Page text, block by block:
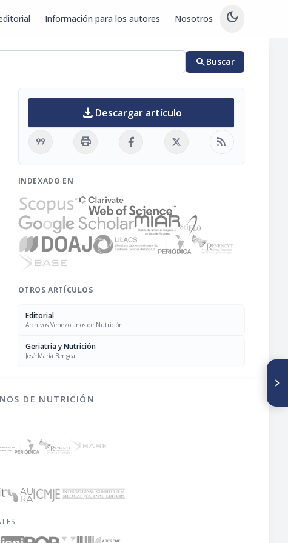
Información para los autores Nosotros dark_mode
searchBuscar
download Descargar artículo
format_quote print rss_feed
INDEXADO EN
OTROS ARTÍCULOS
Editorial
Archivos Venezolanos de Nutrición
Geriatria y Nutrición
José María Bengoa
DE NUTRICIÓN